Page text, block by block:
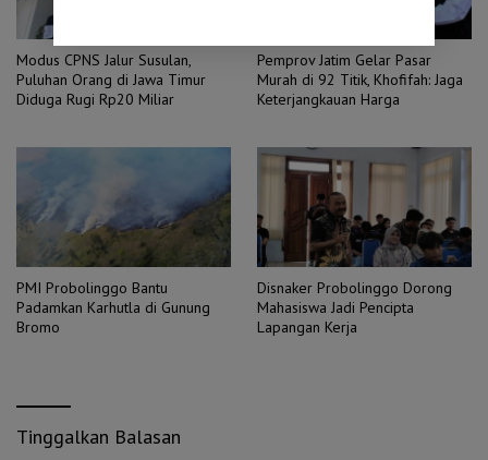
Modus CPNS Jalur Susulan,
Puluhan Orang di Jawa Timur
Diduga Rugi Rp20 Miliar
Pemprov Jatim Gelar Pasar
Murah di 92 Titik, Khofifah: Jaga
Keterjangkauan Harga
PMI Probolinggo Bantu
Padamkan Karhutla di Gunung
Bromo
Disnaker Probolinggo Dorong
Mahasiswa Jadi Pencipta
Lapangan Kerja
Tinggalkan Balasan